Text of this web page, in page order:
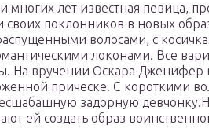
многих лет известная певица,
своих поклонников в новых
волосами, с
локонами. Все
На вручении Оскара Дженифер
прическе. С короткими
задорную
ей создать образ